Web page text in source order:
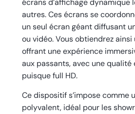
écrans d’affichage dynamique
autres. Ces écrans se
un seul écran géant diffusant
ou vidéo. Vous obtiendrez ainsi
offrant une expérience
aux passants, avec une
puisque full HD.
Ce dispositif s’impose comme
polyvalent, idéal pour les